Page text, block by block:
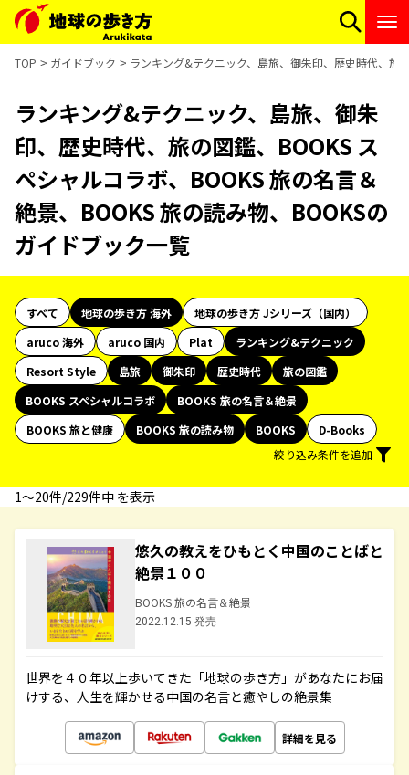
TOP ガイドブック ランキング&テクニック、島旅、御朱印、歴史時代、旅
ランキング&テクニック、島旅、御朱
印、歴史時代、旅の図鑑、BOOKS ス
ペシャルコラボ、BOOKS 旅の名言＆
絶景、BOOKS 旅の読み物、BOOKSの
ガイドブック一覧
すべて 地球の歩き方 海外
地球の歩き方 Jシリーズ（国内）
aruco 海外
aruco 国内 Plat
ランキング&テクニック
Resort Style
島旅 御朱印 歴史時代
旅の図鑑
BOOKS スペシャルコラボ
BOOKS 旅の名言＆絶景
BOOKS 旅と健康
BOOKS 旅の読み物 BOOKS
D-Books
絞り込み条件を追加
1〜20件/229件中 を表示
悠久の教えをひもとく中国のことばと
絶景１００
BOOKS 旅の名言＆絶景
2022.12.15 発売
世界を４０年以上歩いてきた「地球の歩き方」があなたにお届
けする、人生を輝かせる中国の名言と癒やしの絶景集
詳細を見る